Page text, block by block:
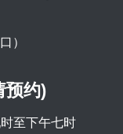
）
预约)
时至下午七时